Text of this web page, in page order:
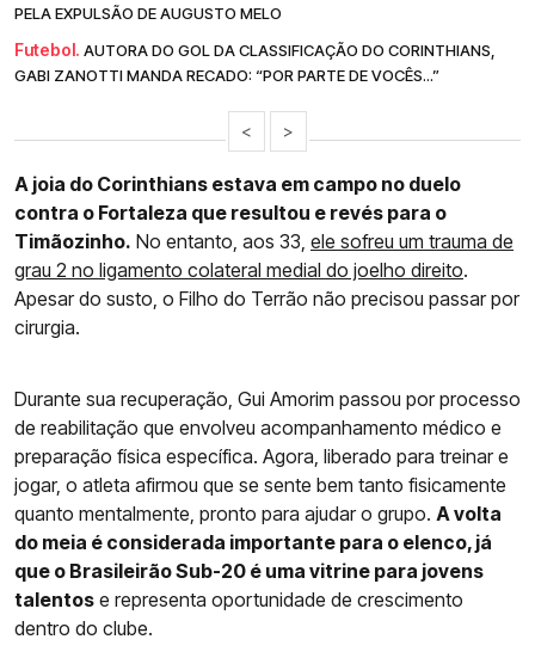
PELA EXPULSÃO DE AUGUSTO MELO
Futebol. AUTORA DO GOL DA CLASSIFICAÇÃO DO CORINTHIANS,
GABI ZANOTTI MANDA RECADO: “POR PARTE DE VOCÊS...”
< >
A joia do Corinthians estava em campo no duelo
contra o Fortaleza que resultou e revés para o
Timãozinho. No entanto, aos 33, ele sofreu um trauma de
grau 2 no ligamento colateral medial do joelho direito.
Apesar do susto, o Filho do Terrão não precisou passar por
cirurgia.
Durante sua recuperação, Gui Amorim passou por processo
de reabilitação que envolveu acompanhamento médico e
preparação física específica. Agora, liberado para treinar e
jogar, o atleta afirmou que se sente bem tanto fisicamente
quanto mentalmente, pronto para ajudar o grupo. A volta
do meia é considerada importante para o elenco, já
que o Brasileirão Sub-20 é uma vitrine para jovens
talentos e representa oportunidade de crescimento
dentro do clube.